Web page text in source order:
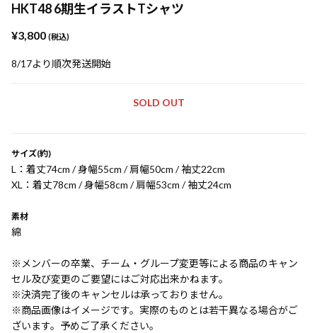
HKT48 6期生イラストTシャツ
¥3,800 (税込)
8/17より順次発送開始
SOLD OUT
サイズ(約)
L：着丈74cm / 身幅55cm / 肩幅50cm / 袖丈22cm
XL：着丈78cm / 身幅58cm / 肩幅53cm / 袖丈24cm
素材
綿
※メンバーの卒業、チーム・グループ変更等による商品のキャン
セル及び変更のご要望にはご対応出来かねます。
※決済完了後のキャンセルは承っておりません。
※商品画像はイメージです。実際のものとは若干異なる場合がご
ざいます。予めご了承ください。